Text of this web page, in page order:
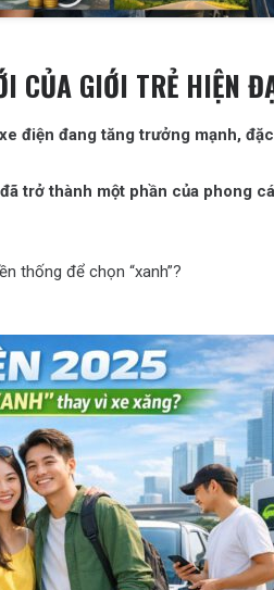
CỦA GIỚI TRẺ HIỆN
điện đang tăng trưởng mạnh,
trở thành một phần của phong
thống để chọn “xanh”?